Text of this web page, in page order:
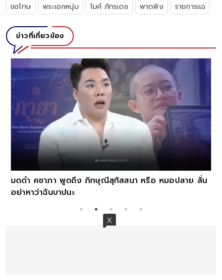
ขอโทษ
พระเอกหนุ่ม ไมค์ ภัทรเดช พาดพิง รายการแฉ
ข่าวที่เกี่ยวข้อง
มดดำ คชาภา พูดถึง ภิกษุณีสุทัสสนา หรือ หมอปลาย ลั่น
อย่าหาว่าฉันบาปนะ